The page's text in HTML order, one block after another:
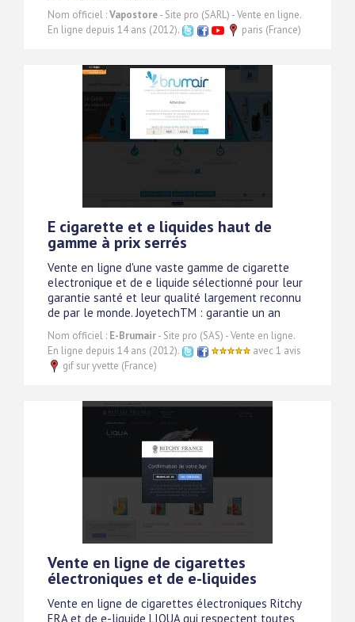
Nom officiel :Vapostore- Site pro (SARL) - Vente en ligne.
En ligne depuis 14 ans (2012).
paris (France)
E cigarette et e liquides haut de
gamme à prix serrés
Vente en ligne d'une vaste gamme de cigarette
electronique et de e liquide sélectionné pour leur
garantie santé et leur qualité largement reconnu
de par le monde. JoyetechTM : garantie un an
Nom officiel : E-Brumair- Site pro (SAS) - Vente en ligne.
En ligne depuis 14 ans (2012).
avec 1 avis
gif sur yvette (France)
Vente en ligne de cigarettes
électroniques et de e-liquides
Vente en ligne de cigarettes électroniques Ritchy
ERA et de e-liquide LIQUA qui respectent toutes